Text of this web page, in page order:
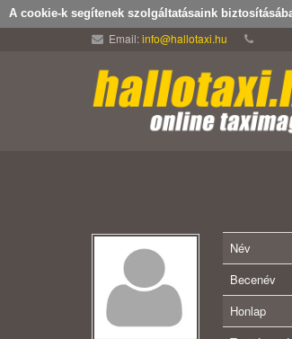
A cookie-k segítenek szolgáltatásaink
Email:info@hallotaxi.hu
Név
Becenév
Honlap